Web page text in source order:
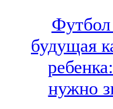
Футбол
будущая
нужно